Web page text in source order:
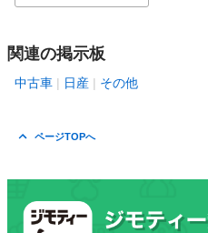
関連の掲示板
中古車 日産 その他
ページTOPへ